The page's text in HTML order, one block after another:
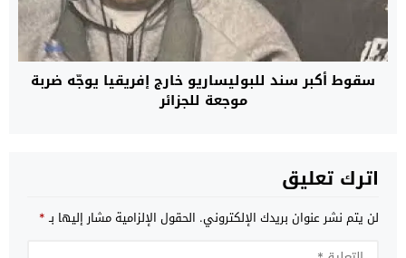
سقوط أكبر سند للبوليساريو خارج إفريقيا يوجّه ضربة
موجعة للجزائر
اترك تعليق
لن يتم نشر عنوان بريدك الإلكتروني. الحقول الإلزامية مشار إليها بـ*